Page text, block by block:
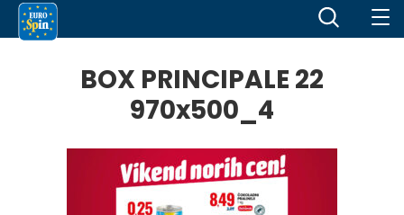
BOX PRINCIPALE 22
970x500_4